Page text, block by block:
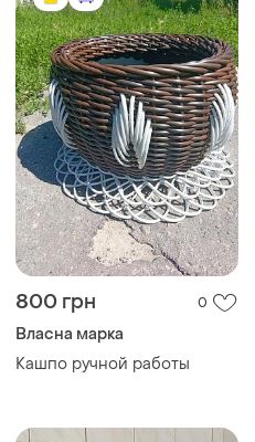
800 грн 0
Власна марка
Кашпо ручной работы